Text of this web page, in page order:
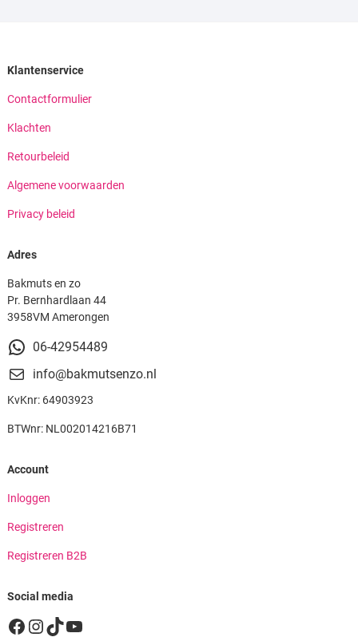
Klantenservice
Contactformulier
Klachten
Retourbeleid
Algemene voorwaarden
Privacy beleid
Adres
Bakmuts en zo
Pr. Bernhardlaan 44
3958VM Amerongen
06-42954489
info@bakmutsenzo.nl
KvKnr: 64903923
BTWnr: NL002014216B71
Account
Inloggen
Registreren
Registreren B2B
Social media
Facebook
Instagram
TikTok
YouTube